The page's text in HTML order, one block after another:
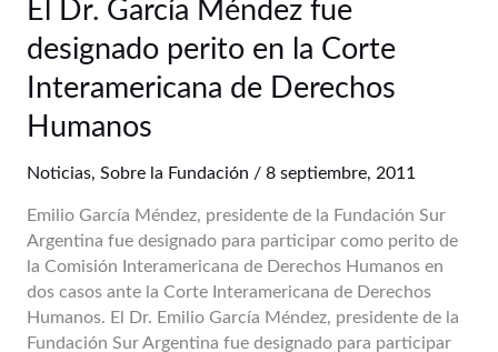
El Dr. García Méndez fue
designado perito en la Corte
Interamericana de Derechos
Humanos
Noticias, Sobre la Fundación / 8 septiembre, 2011
Emilio García Méndez, presidente de la Fundación Sur
Argentina fue designado para participar como perito de
la Comisión Interamericana de Derechos Humanos en
dos casos ante la Corte Interamericana de Derechos
Humanos. El Dr. Emilio García Méndez, presidente de la
Fundación Sur Argentina fue designado para participar
García
Méndez
designado
en
la
Corte
Interamericana
de
Derechos
Humanos